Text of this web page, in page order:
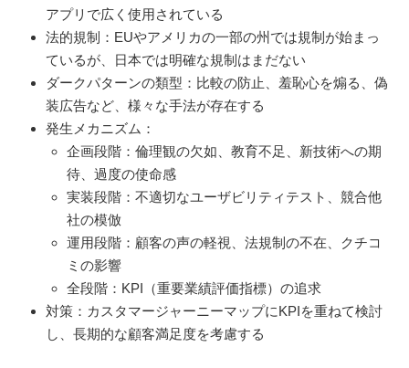
アプリで広く使用されている
法的規制：EUやアメリカの一部の州では規制が始まっ
ているが、日本では明確な規制はまだない
ダークパターンの類型：比較の防止、羞恥心を煽る、偽
装広告など、様々な手法が存在する
発生メカニズム：
企画段階：倫理観の欠如、教育不足、新技術への期
待、過度の使命感
実装段階：不適切なユーザビリティテスト、競合他
社の模倣
運用段階：顧客の声の軽視、法規制の不在、クチコ
ミの影響
全段階：KPI（重要業績評価指標）の追求
対策：カスタマージャーニーマップにKPIを重ねて検討
し、長期的な顧客満足度を考慮する